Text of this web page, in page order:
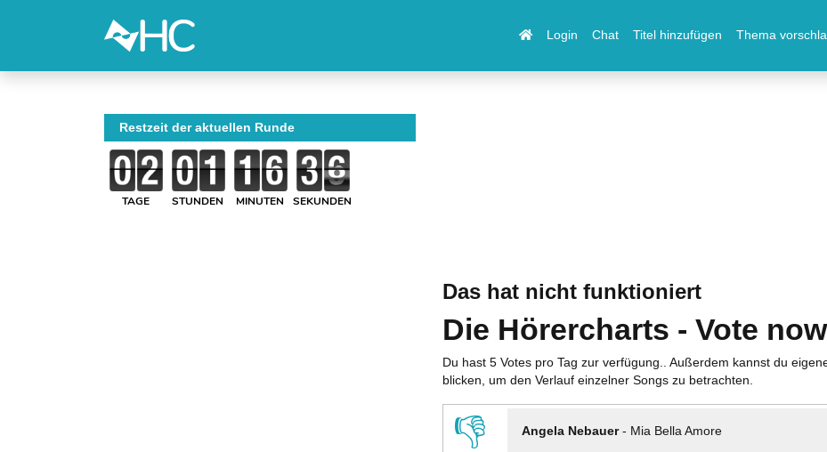
Login Chat Titel hinzufügen Thema
Das hat nicht funktioniert
Die Hörercharts - Vote
Du hast 5 Votes pro Tag zur verfügung.. Außerdem kannst du
blicken, um den Verlauf einzelner Songs zu betrachten.
👎 Angela Nebauer- Mia Bella Amore
Restzeit der aktuellen Runde
TAGE STUNDEN MINUTEN SEKUNDEN